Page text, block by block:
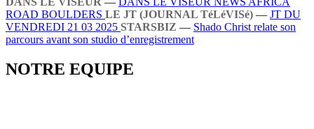
ROAD BOULDERS LE JT (JOURNAL TéLéVISé) — JT DU
VENDREDI 21 03 2025 STARSBIZ — Shado Christ relate son
parcours avant son studio d’enregistrement
NOTRE EQUIPE